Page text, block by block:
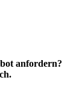
anfordern?